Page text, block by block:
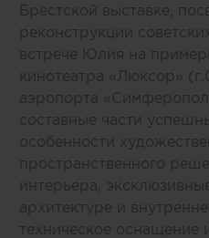
Брестской выставке,
реконструкции
встрече Юлия на
кинотеатра «Люксор»
аэропорта
составные части
особенности
пространственного
интерьера,
архитектуре и
техническое оснащение